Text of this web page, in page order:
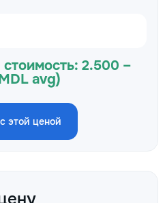
2.500 –
avg)
этой ценой